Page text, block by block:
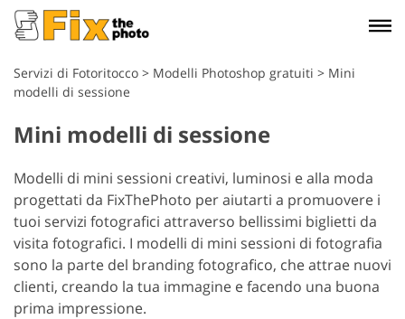
Servizi di Fotoritocco > Modelli Photoshop gratuiti > Mini
modelli di sessione
Mini modelli di sessione
Modelli di mini sessioni creativi, luminosi e alla moda
progettati da FixThePhoto per aiutarti a promuovere i
tuoi servizi fotografici attraverso bellissimi biglietti da
visita fotografici. I modelli di mini sessioni di fotografia
sono la parte del branding fotografico, che attrae nuovi
clienti, creando la tua immagine e facendo una buona
prima impressione.